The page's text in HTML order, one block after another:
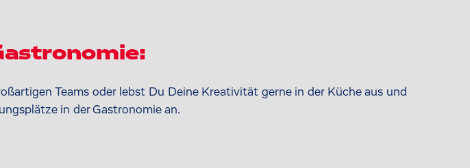
Teams oder lebst Du Deine Kreativität gerne in der Küche aus und
in der Gastronomie an.